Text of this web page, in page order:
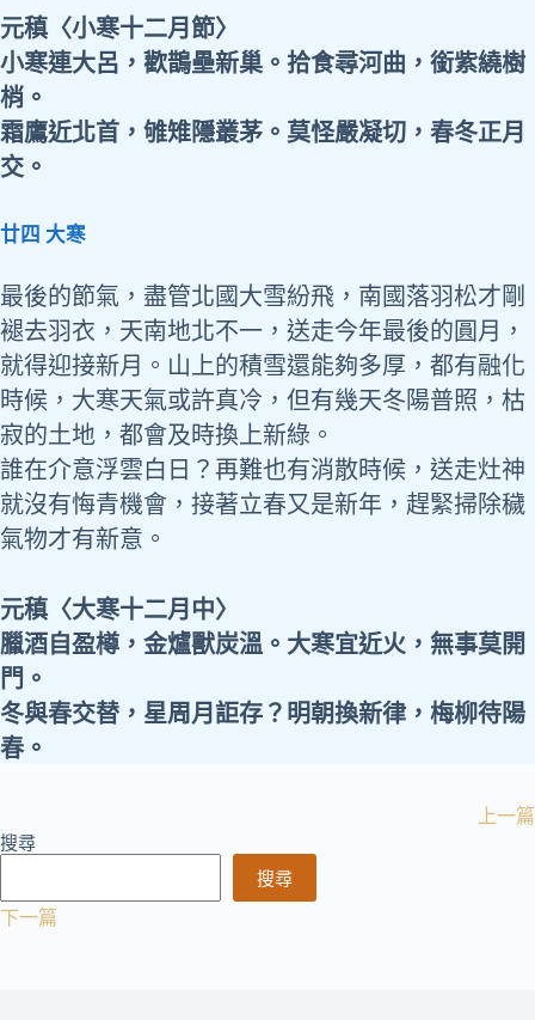
元稹〈小寒十二月節〉
小寒連大呂，歡鵲壘新巢。拾食尋河曲，銜紫繞樹
梢。
霜鷹近北首，雊雉隱叢茅。莫怪嚴凝切，春冬正月
交。
廿四 大寒
最後的節氣，盡管北國大雪紛飛，南國落羽松才剛
褪去羽衣，天南地北不一，送走今年最後的圓月，
就得迎接新月。山上的積雪還能夠多厚，都有融化
時候，大寒天氣或許真冷，但有幾天冬陽普照，枯
寂的土地，都會及時換上新綠。
誰在介意浮雲白日？再難也有消散時候，送走灶神
就沒有悔青機會，接著立春又是新年，趕緊掃除穢
氣物才有新意。
元稹〈大寒十二月中〉
臘酒自盈樽，金爐獸炭溫。大寒宜近火，無事莫開
門。
冬與春交替，星周月詎存？明朝換新律，梅柳待陽
春。
上一篇
搜尋
搜尋
下一篇